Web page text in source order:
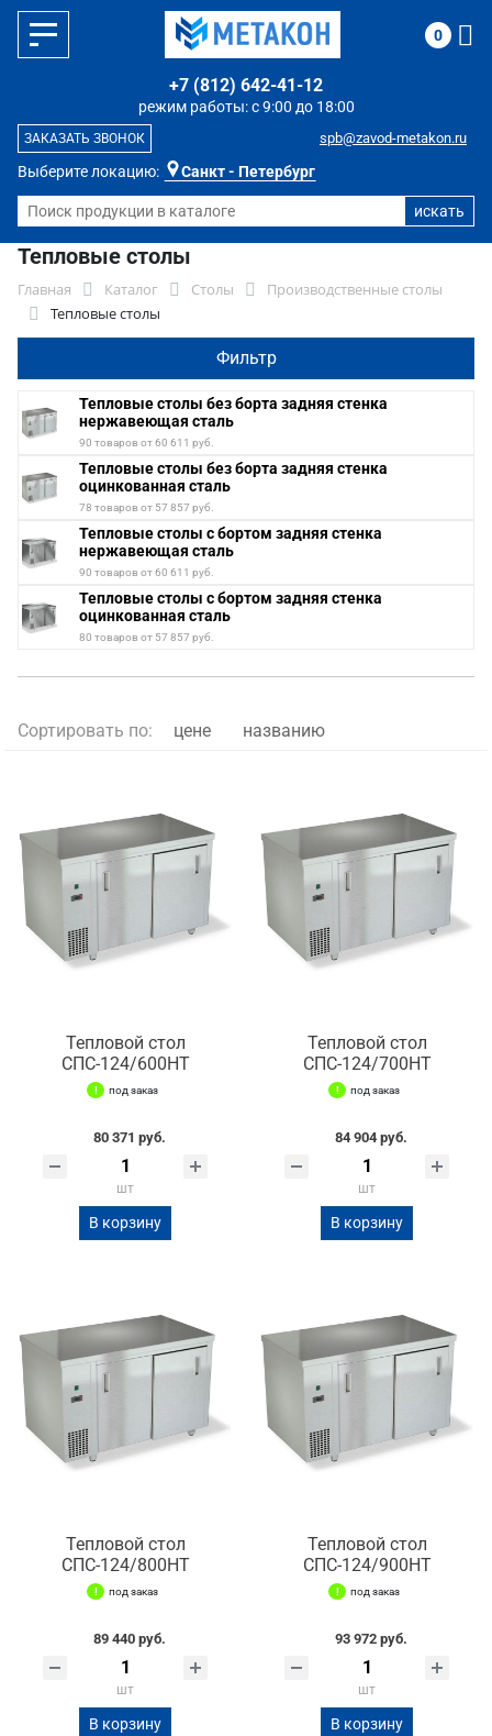
Выберите локацию: Санкт - Петербург
режим работы: с 9:00 до 18:00
+7 (812) 642-41-12
spb@zavod-metakon.ru
ЗАКАЗАТЬ ЗВОНОК
0
Тепловые столы
Главная Каталог Столы
Производственные столы
Тепловые столы
Фильтр
Тепловые столы без борта задняя стенка
нержавеющая сталь
90 товаров от 60 611 руб.
Тепловые столы без борта задняя стенка
оцинкованная сталь
78 товаров от 57 857 руб.
Тепловые столы с бортом задняя стенка
нержавеющая сталь
90 товаров от 60 611 руб.
Тепловые столы с бортом задняя стенка
оцинкованная сталь
80 товаров от 57 857 руб.
Сортировать по: цене названию
Тепловой стол
СПС-124/600НТ
под заказ
80 371 руб.
шт
В корзину
Тепловой стол
СПС-124/700НТ
под заказ
84 904 руб.
шт
В корзину
Тепловой стол
СПС-124/800НТ
под заказ
89 440 руб.
шт
В корзину
Тепловой стол
СПС-124/900НТ
под заказ
93 972 руб.
шт
В корзину